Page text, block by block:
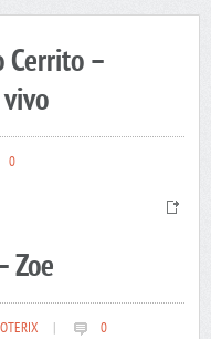
Cerrito –
0
Zoe
0